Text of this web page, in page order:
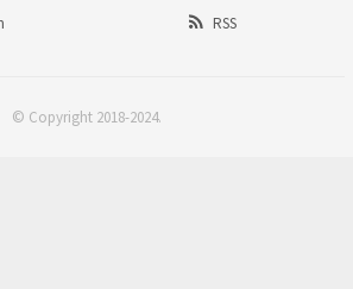
RSS
© Copyright 2018-2024.